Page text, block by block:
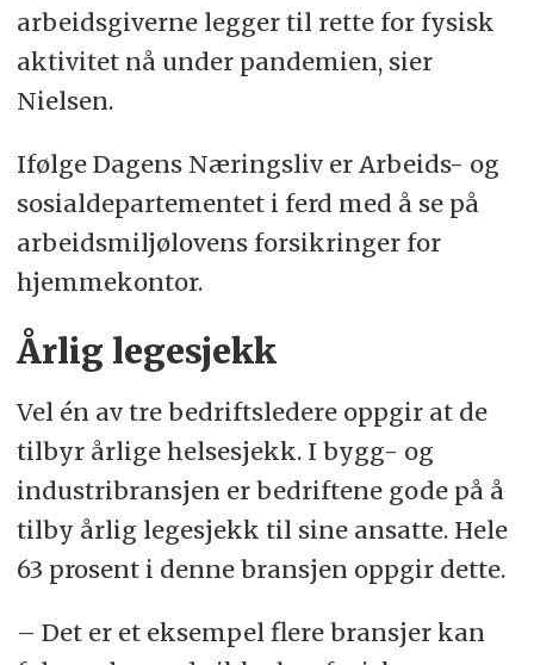
arbeidsgiverne legger til rette for fysisk
aktivitet nå under pandemien, sier
Nielsen.
Ifølge Dagens Næringsliv er Arbeids- og
sosialdepartementet i ferd med å se på
arbeidsmiljølovens forsikringer for
hjemmekontor.
Årlig legesjekk
Vel én av tre bedriftsledere oppgir at de
tilbyr årlige helsesjekk. I bygg- og
industribransjen er bedriftene gode på å
tilby årlig legesjekk til sine ansatte. Hele
63 prosent i denne bransjen oppgir dette.
– Det er et eksempel flere bransjer kan